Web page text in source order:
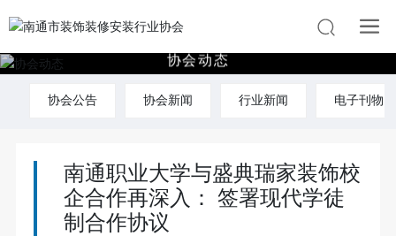
协会动态
协会公告 协会新闻 行业新闻 电子刊物
南通职业大学与盛典瑞家装饰校
企合作再深入： 签署现代学徒
制合作协议